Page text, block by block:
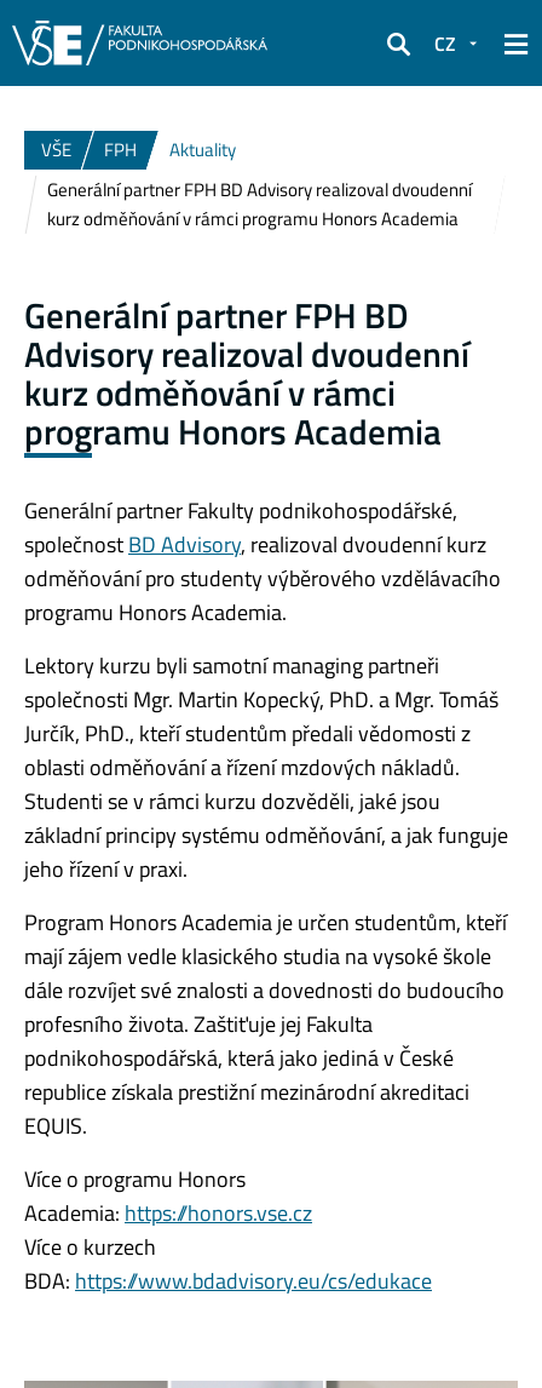
Hledat
CZ
VŠE FPH
Aktuality
Generální partner FPH BD Advisory realizoval dvoudenní
kurz odměňování v rámci programu Honors Academia
Generální partner FPH BD
Advisory realizoval dvoudenní
kurz odměňování v rámci
programu Honors Academia
Generální partner Fakulty podnikohospodářské,
společnostBD Advisory, realizoval dvoudenní kurz
odměňování pro studenty výběrového vzdělávacího
programu Honors Academia.
Lektory kurzu byli samotní managing partneři
společnosti Mgr. Martin Kopecký, PhD. a Mgr. Tomáš
Jurčík, PhD., kteří studentům předali vědomosti z
oblasti odměňování a řízení mzdových nákladů.
Studenti se v rámci kurzu dozvěděli, jaké jsou
základní principy systému odměňování, a jak funguje
jeho řízení v praxi.
Program Honors Academia je určen studentům, kteří
mají zájem vedle klasického studia na vysoké škole
dále rozvíjet své znalosti a dovednosti do budoucího
profesního života. Zaštiťuje jej Fakulta
podnikohospodářská, která jako jediná v České
republice získala prestižní mezinárodní akreditaci
EQUIS.
Více o programu Honors
Academia: https://honors.vse.cz
Více o kurzech
BDA: https://www.bdadvisory.eu/cs/edukace